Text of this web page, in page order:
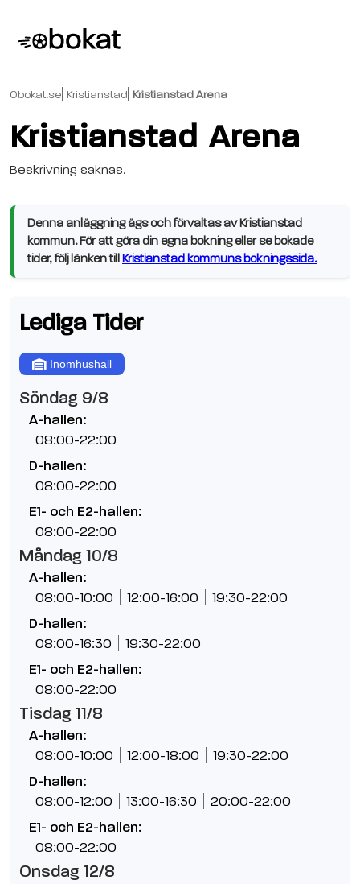
Obokat.se Kristianstad Kristianstad Arena
Kristianstad Arena
Beskrivning saknas.
Denna anläggning ägs och förvaltas av Kristianstad
kommun. För att göra din egna bokning eller se bokade
tider, följ länken till Kristianstad kommuns bokningssida.
Lediga Tider
Inomhushall
Söndag 9/8
A-hallen:
08:00-22:00
D-hallen:
08:00-22:00
E1- och E2-hallen:
08:00-22:00
Måndag 10/8
A-hallen:
08:00-10:00 12:00-16:00 19:30-22:00
D-hallen:
08:00-16:30 19:30-22:00
E1- och E2-hallen:
08:00-22:00
Tisdag 11/8
A-hallen:
08:00-10:00 12:00-18:00 19:30-22:00
D-hallen:
08:00-12:00 13:00-16:30 20:00-22:00
E1- och E2-hallen:
08:00-22:00
Onsdag 12/8